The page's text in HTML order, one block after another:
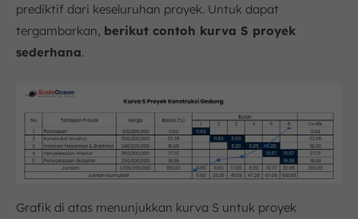
prediktif dari keseluruhan proyek. Untuk dapat
tergambarkan, berikut contoh kurva S proyek
sederhana.
Grafik di atas menunjukkan kurva S untuk proyek